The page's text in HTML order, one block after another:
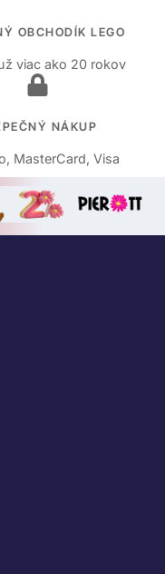
OBCHODÍK LEGO
viac ako 20 rokov
NÁKUP
MasterCard, Visa